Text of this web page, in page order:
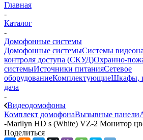
Главная
-
Каталог
-
Домофонные системы
Домофонные системыСистемы
контроля доступа (СКУД)Охранно-
системыИсточники питанияСетевое
оборудованиеКомплектующиеШкафы,
дача
-
Видеодомофоны
Комплект домофонаВызывные панели
-Marilyn HD s (White) VZ-2 Монитор
Поделиться